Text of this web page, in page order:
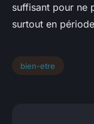
suffisant pour ne
surtout en
bien-etre